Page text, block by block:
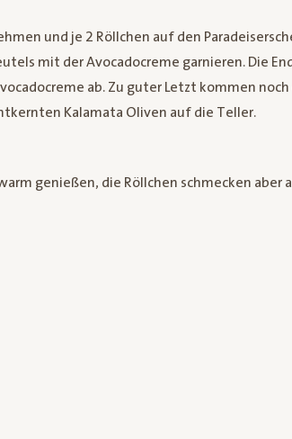
und je 2 Röllchen auf den
mit der Avocadocreme garnieren. Die
ab. Zu guter Letzt kommen
Kalamata Oliven auf die Teller.
genießen, die Röllchen schmecken aber